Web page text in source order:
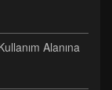
Alanına